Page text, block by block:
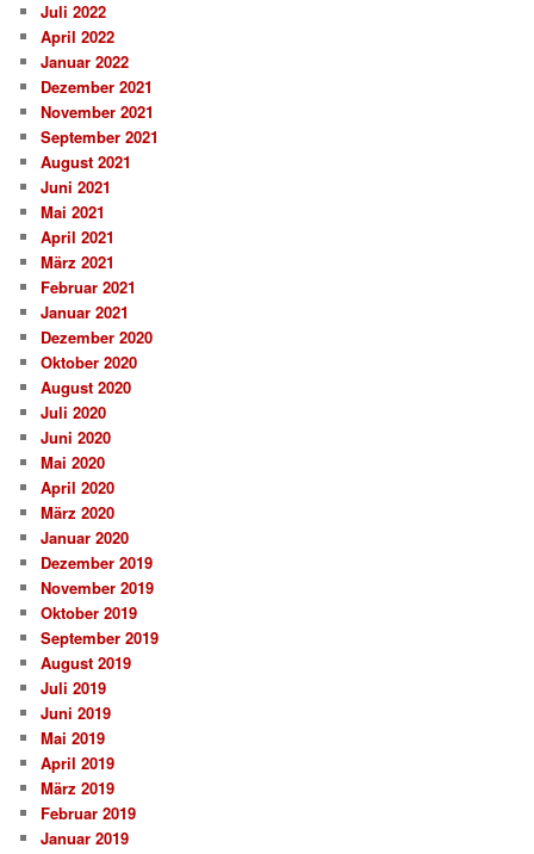
Juli 2022
April 2022
Januar 2022
Dezember 2021
November 2021
September 2021
August 2021
Juni 2021
Mai 2021
April 2021
März 2021
Februar 2021
Januar 2021
Dezember 2020
Oktober 2020
August 2020
Juli 2020
Juni 2020
Mai 2020
April 2020
März 2020
Januar 2020
Dezember 2019
November 2019
Oktober 2019
September 2019
August 2019
Juli 2019
Juni 2019
Mai 2019
April 2019
März 2019
Februar 2019
Januar 2019